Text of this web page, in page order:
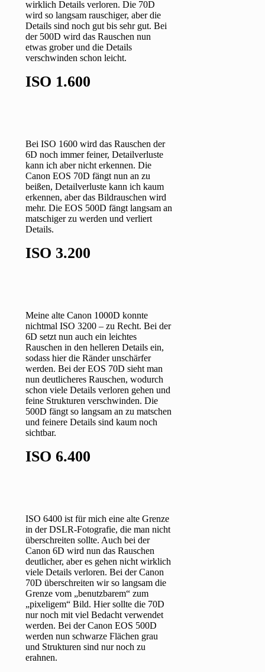
wirklich Details verloren. Die 70D
wird so langsam rauschiger, aber die
Details sind noch gut bis sehr gut. Bei
der 500D wird das Rauschen nun
etwas grober und die Details
verschwinden schon leicht.
ISO 1.600
Bei ISO 1600 wird das Rauschen der
6D noch immer feiner, Detailverluste
kann ich aber nicht erkennen. Die
Canon EOS 70D fängt nun an zu
beißen, Detailverluste kann ich kaum
erkennen, aber das Bildrauschen wird
mehr. Die EOS 500D fängt langsam an
matschiger zu werden und verliert
Details.
ISO 3.200
Meine alte Canon 1000D konnte
nichtmal ISO 3200 – zu Recht. Bei der
6D setzt nun auch ein leichtes
Rauschen in den helleren Details ein,
sodass hier die Ränder unschärfer
werden. Bei der EOS 70D sieht man
nun deutlicheres Rauschen, wodurch
schon viele Details verloren gehen und
feine Strukturen verschwinden. Die
500D fängt so langsam an zu matschen
und feinere Details sind kaum noch
sichtbar.
ISO 6.400
ISO 6400 ist für mich eine alte Grenze
in der DSLR-Fotografie, die man nicht
überschreiten sollte. Auch bei der
Canon 6D wird nun das Rauschen
deutlicher, aber es gehen nicht wirklich
viele Details verloren. Bei der Canon
70D überschreiten wir so langsam die
Grenze vom „benutzbarem“ zum
„pixeligem“ Bild. Hier sollte die 70D
nur noch mit viel Bedacht verwendet
werden. Bei der Canon EOS 500D
werden nun schwarze Flächen grau
und Strukturen sind nur noch zu
erahnen.